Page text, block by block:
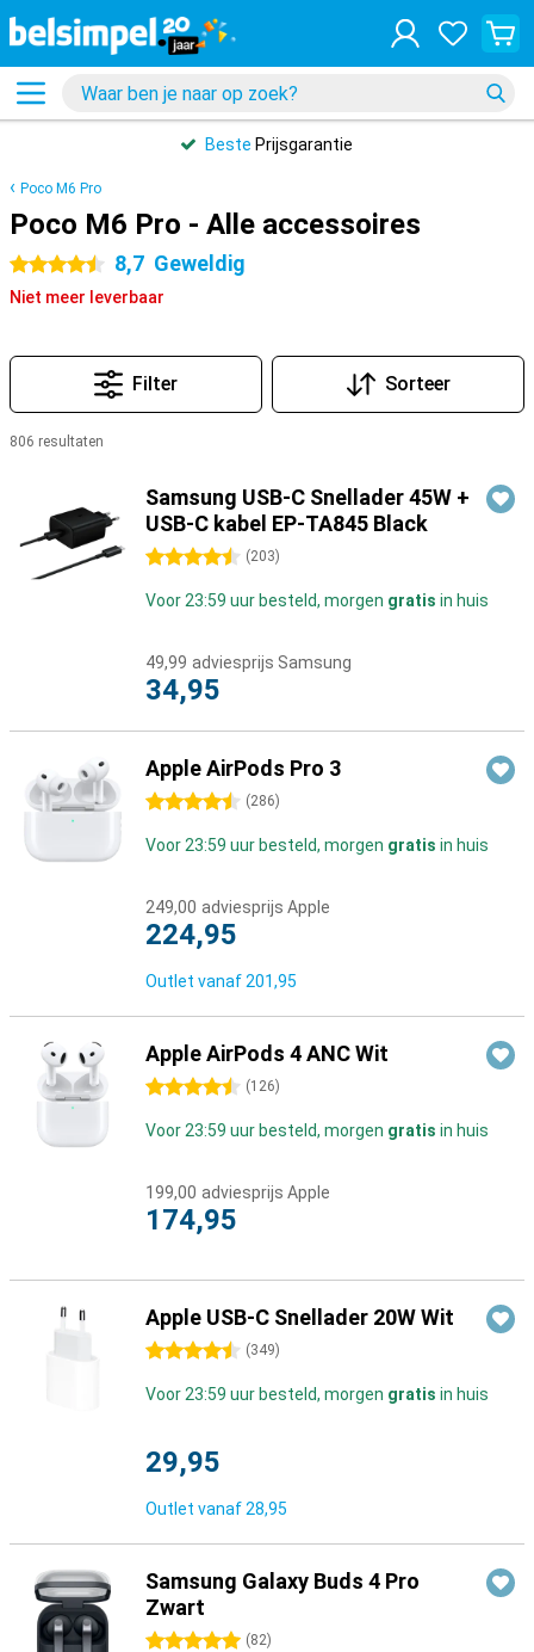
Beste Prijsgarantie
Poco M6 Pro
Poco M6 Pro - Alle accessoires
4.5 sterren 8,7 Geweldig
Niet meer leverbaar
Filter Sorteer
806 resultaten
Samsung USB-C Snellader 45W +
USB-C kabel EP-TA845 Black
4.5 sterren (203)
Voor 23:59 uur besteld, morgen gratis in huis
49,99 adviesprijs Samsung
34,95
Apple AirPods Pro 3
4.5 sterren (286)
Voor 23:59 uur besteld, morgen gratis in huis
249,00 adviesprijs Apple
224,95
Outlet vanaf 201,95
Apple AirPods 4 ANC Wit
4.5 sterren (126)
Voor 23:59 uur besteld, morgen gratis in huis
199,00 adviesprijs Apple
174,95
Apple USB-C Snellader 20W Wit
4.5 sterren (349)
Voor 23:59 uur besteld, morgen gratis in huis
29,95
Outlet vanaf 28,95
Samsung Galaxy Buds 4 Pro
Zwart
5 sterren (82)